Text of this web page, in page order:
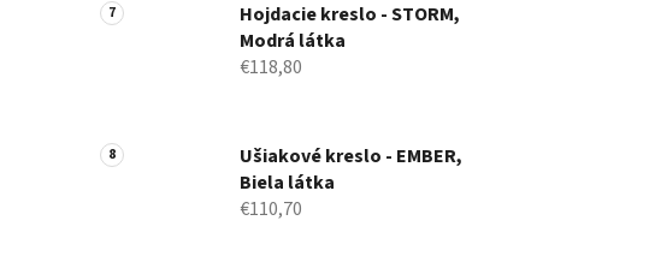
Hojdacie kreslo - STORM,
Modrá látka
€118,80
Ušiakové kreslo - EMBER,
Biela látka
€110,70